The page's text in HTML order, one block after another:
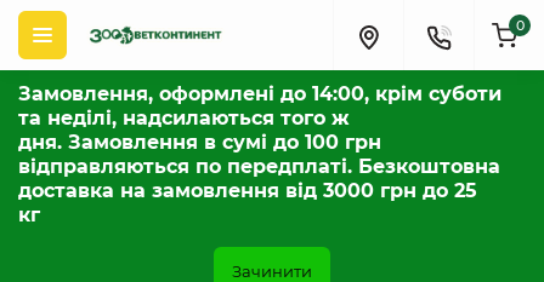
Замовлення, оформлені до 14:00, крім суботи
та неділі, надсилаються того ж
дня. Замовлення в сумі до 100 грн
відправляються по передплаті. Безкоштовна
доставка на замовлення від 3000 грн до 25
кг
Зачинити
0